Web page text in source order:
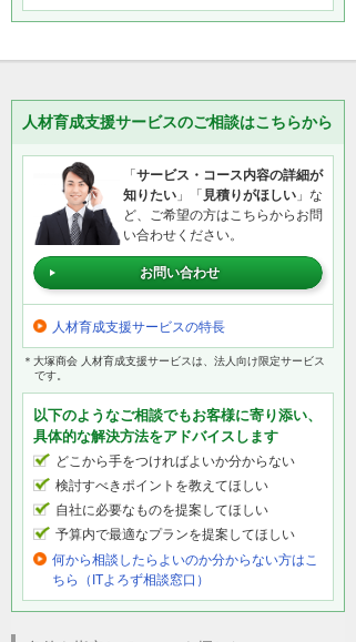
人材育成支援サービスのご相談はこちらから
「 サービス・コース内容の詳細が
知りたい 」「 見積りがほしい 」な
ど、ご希望の方はこちらからお問
い合わせください。
お問い合わせ
人材育成支援サービスの特長
＊大塚商会 人材育成支援サービスは、法人向け限定サービス
です。
以下のようなご相談でもお客様に寄り添い、
具体的な解決方法をアドバイスします
どこから手をつければよいか分からない
検討すべきポイントを教えてほしい
自社に必要なものを提案してほしい
予算内で最適なプランを提案してほしい
何から相談したらよいのか分からない方はこ
ちら（ITよろず相談窓口）